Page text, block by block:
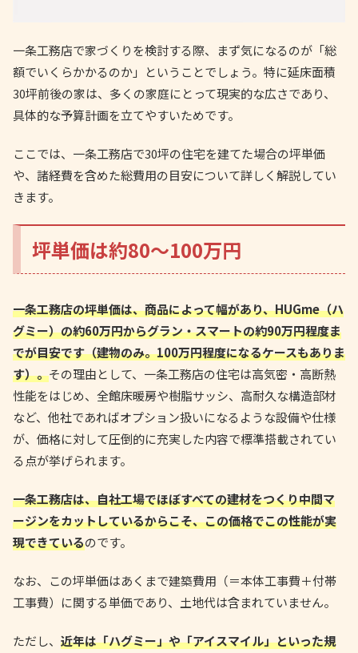
一条工務店で家づくりを検討する際、まず気になるのが「総
額でいくらかかるのか」ということでしょう。特に延床面積
30坪前後の家は、多くの家庭にとって現実的な広さであり、
具体的な予算計画を立てやすいためです。
ここでは、一条工務店で30坪の住宅を建てた場合の坪単価
や、諸経費を含めた総費用の目安について詳しく解説してい
きます。
坪単価は約80〜100万円
一条工務店の坪単価は、商品によって幅があり、HUGme（ハ
グミー）の約60万円からグラン・スマートの約90万円程度ま
でが目安です（建物のみ。100万円程度になるケースもありま
す）。その理由として、一条工務店の住宅は高気密・高断熱
性能をはじめ、全館床暖房や樹脂サッシ、高耐久な構造部材
など、他社であればオプション扱いになるような設備や仕様
が、価格に対して圧倒的に充実した内容で標準搭載されてい
る点が挙げられます。
一条工務店は、自社工場でほぼすべての建材をつくり中間マ
ージンをカットしているからこそ、この価格でこの性能が実
現できているのです。
なお、この坪単価はあくまで建築費用（＝本体工事費＋付帯
工事費）に関する単価であり、土地代は含まれていません。
ただし、 近年は「ハグミー」や「アイスマイル」といった規